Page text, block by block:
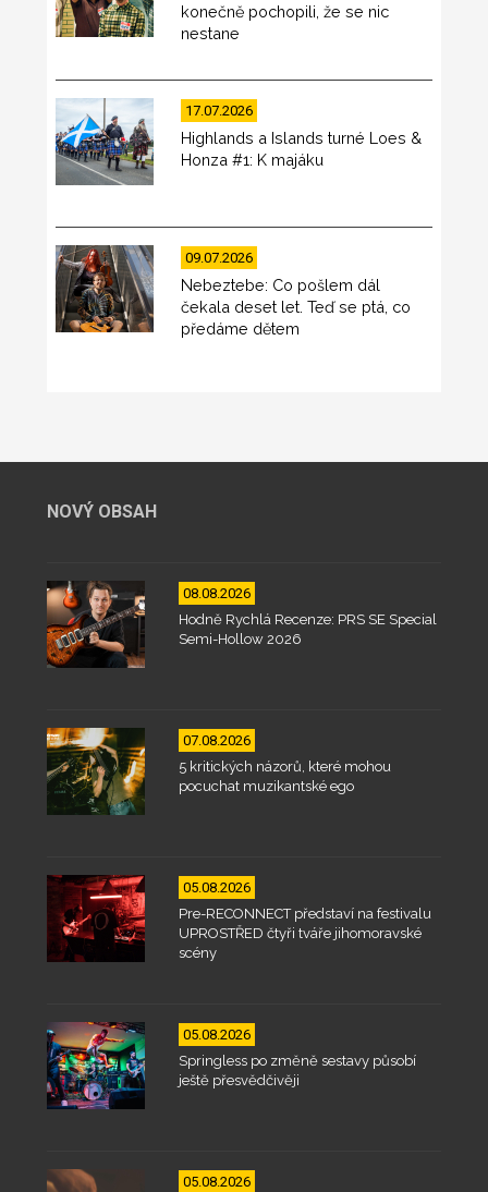
konečně pochopili, že se nic
nestane
17.07.2026
Highlands a Islands turné Loes &
Honza #1: K majáku
09.07.2026
Nebeztebe: Co pošlem dál
čekala deset let. Teď se ptá, co
předáme dětem
NOVÝ OBSAH
08.08.2026
Hodně Rychlá Recenze: PRS SE Special
Semi-Hollow 2026
07.08.2026
5 kritických názorů, které mohou
pocuchat muzikantské ego
05.08.2026
Pre-RECONNECT představí na festivalu
UPROSTŘED čtyři tváře jihomoravské
scény
05.08.2026
Springless po změně sestavy působí
ještě přesvědčivěji
05.08.2026